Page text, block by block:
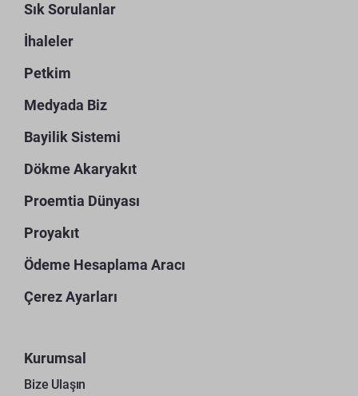
Sık Sorulanlar
İhaleler
Petkim
Medyada Biz
Bayilik Sistemi
Dökme Akaryakıt
Proemtia Dünyası
Proyakıt
Ödeme Hesaplama Aracı
Çerez Ayarları
Kurumsal
Bize Ulaşın